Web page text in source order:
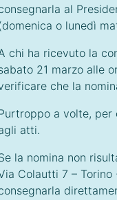
al
o lunedì
chi ha ricevuto la
21 marzo alle
che la
a volte,
atti.
la nomina non
Colautti 7 –